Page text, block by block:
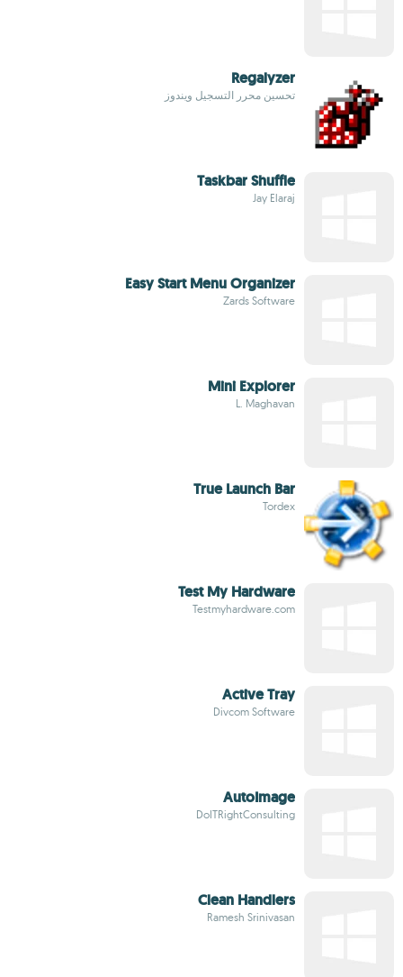
Regalyzer
تحسين محرر التسجيل ويندوز
Taskbar Shuffle
Jay Elaraj
Easy Start Menu Organizer
Zards Software
Mini Explorer
L. Maghavan
True Launch Bar
Tordex
Test My Hardware
Testmyhardware.com
Active Tray
Divcom Software
AutoImage
DoITRightConsulting
Clean Handlers
Ramesh Srinivasan